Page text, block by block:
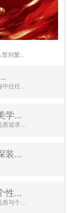
别繁...
往往浮
学...
质追求的
装...
性...
与个人